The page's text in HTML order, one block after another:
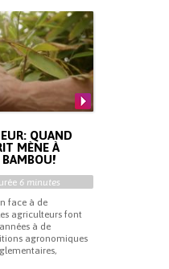
QUAND
MÈNE À
BAMBOU!
6 minutes
face à de
agriculteurs font
à de
agronomiques